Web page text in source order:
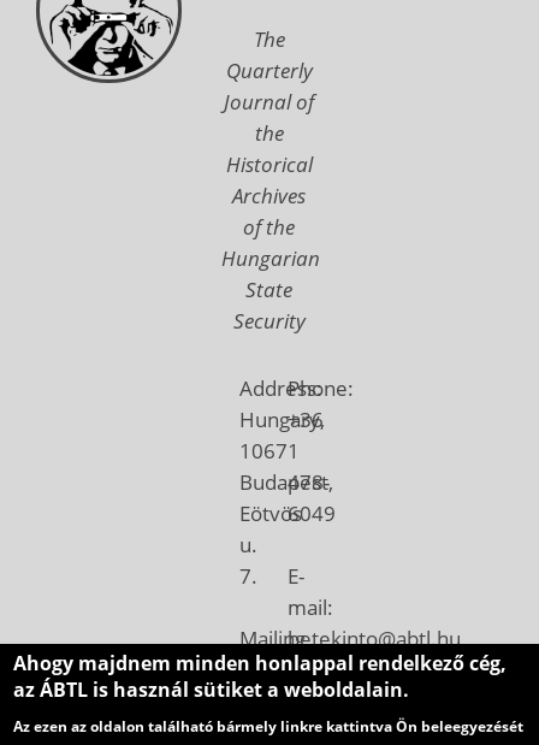
The
Quarterly
Journal of
the
Historical
Archives
of the
Hungarian
State
Security
Address:
Hungary,
1067
Budapest,
Eötvös
u.
7.
Mailing
address:
Hungary,
1410
Phone:
+36
1
478-
6049
E-
mail:
betekinto@abtl.hu
Ahogy majdnem minden honlappal rendelkező cég,
az ÁBTL is használ sütiket a weboldalain.
Az ezen az oldalon található bármely linkre kattintva Ön beleegyezését